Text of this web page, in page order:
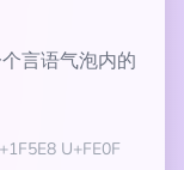
言语气泡内的
U+FE0F